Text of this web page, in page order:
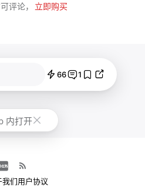
评论， 立即购买
66 1
内打开
我们用户协议